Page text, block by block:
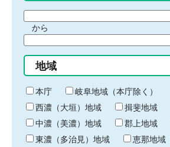
間
始
り
から
間
終
わ
り
地域
本庁
岐阜地域（本庁除く）
西濃（大垣）地域
揖斐地域
中濃（美濃）地域
郡上地域
東濃（多治見）地域
恵那地域